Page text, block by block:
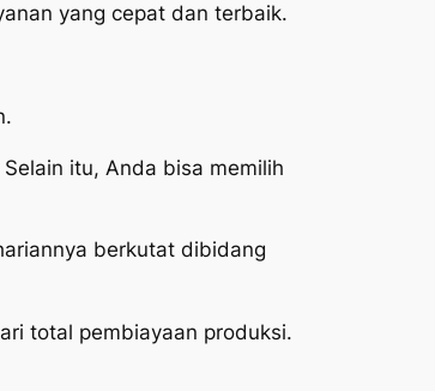
yang cepat dan terbaik.
itu, Anda bisa memilih
berkutat dibidang
total pembiayaan produksi.